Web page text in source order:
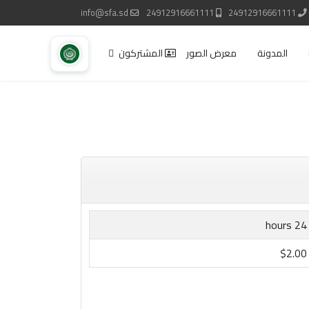
24912916661111
24912916661111
info@sfa.sd
المدونة معرض الصور المشتركون
24 hours
$2.00